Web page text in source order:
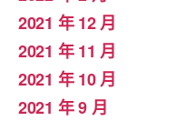
2021 年 12 月
2021 年 11 月
2021 年 10 月
2021 年 9 月